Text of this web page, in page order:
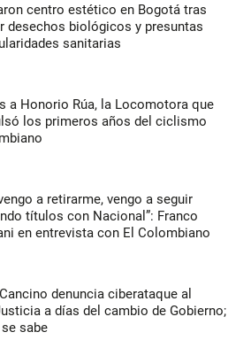
centro estético en Bogotá tras
desechos biológicos y presuntas
sanitarias
a Honorio Rúa, la Locomotora que
los primeros años del ciclismo
a retirarme, vengo a seguir
títulos con Nacional”: Franco
en entrevista con El Colombiano
denuncia ciberataque al
a días del cambio de Gobierno;
sabe